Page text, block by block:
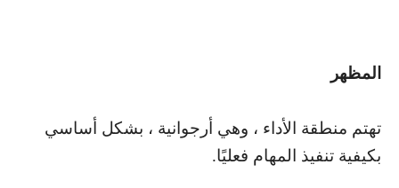
المظهر
تهتم منطقة الأداء ، وهي أرجوانية ، بشكل أساسي
بكيفية تنفيذ المهام فعليًا.